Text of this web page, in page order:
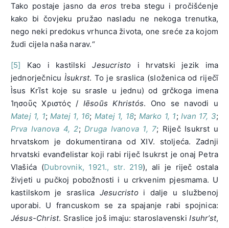
Tako postaje jasno da eros treba stegu i pročišćenje
kako bi čovjeku pružao nasladu ne nekoga trenutka,
nego neki predokus vrhunca života, one sreće za kojom
žudi cijela naša narav.“
[5] Kao i kastilskiJesucristo i hrvatski jezik ima
jednorječnicu Ìsukrst. To je sraslica (složenica od riječī
Ìsus Krȉst koje su srasle u jednu) od grčkoga imena
Ἰησοῦς Χριστός / Iēsoũs Khristós. Ono se navodi u
Matej 1, 1; Matej 1, 16; Matej 1, 18; Marko 1, 1; Ivan 17, 3;
Prva Ivanova 4, 2; Druga Ivanova 1, 7; Riječ Isukrst u
hrvatskom je dokumentirana od XIV. stoljeća. Zadnji
hrvatski evanđelistar koji rabi riječ Isukrst je onaj Petra
Vlašića (Dubrovnik, 1921., str. 219), ali je riječ ostala
živjeti u pučkoj pobožnosti i u crkvenim pjesmama. U
kastilskom je sraslica Jesucristoi dalje u službenoj
uporabi. U francuskom se za spajanje rabi spojnica:
Jésus-Christ. Sraslice još imaju: staroslavenskiIsuhr’st,